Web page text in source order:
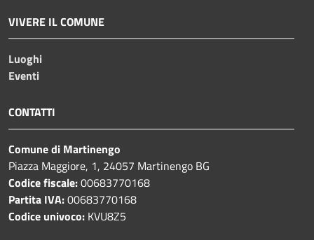
VIVERE IL COMUNE
Luoghi
Eventi
CONTATTI
Comune di Martinengo
Piazza Maggiore, 1, 24057 Martinengo BG
Codice fiscale:00683770168
Partita IVA:00683770168
Codice univoco: KVU8Z5